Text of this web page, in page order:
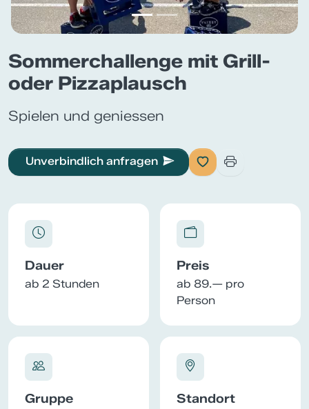
Sommerchallenge mit Grill-
oder Pizzaplausch
Spielen und geniessen
Unverbindlich anfragen
Dauer
ab 2 Stunden
Preis
ab 89.— pro
Person
Gruppe Standort